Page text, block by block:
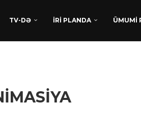
TV-DƏ İRİ PLANDA ÜMUMİ